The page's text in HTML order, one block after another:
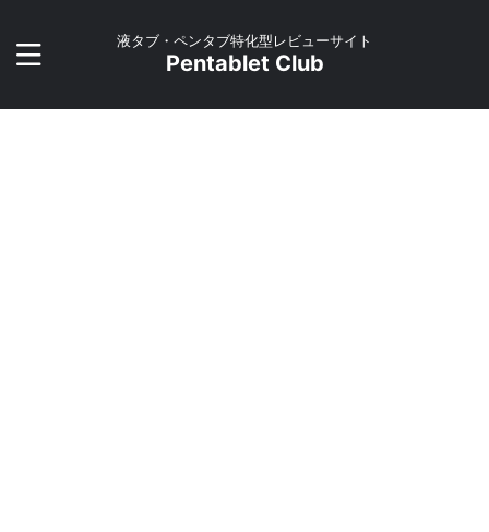
液タブ・ペンタブ特化型レビューサイト
Pentablet Club